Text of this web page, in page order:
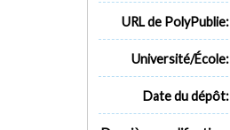
URL de PolyPublie:
Université/École:
Date du dépôt: